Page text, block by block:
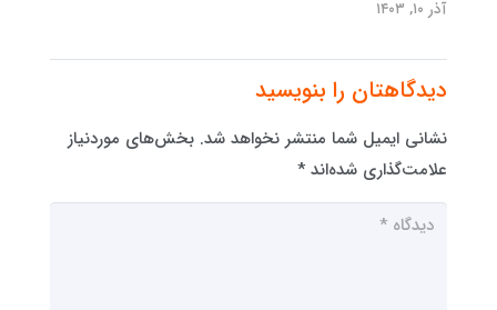
آذر ۱۰, ۱۴۰۳
دیدگاهتان را بنویسید
نشانی ایمیل شما منتشر نخواهد شد. بخش‌های موردنیاز
علامت‌گذاری شده‌اند *